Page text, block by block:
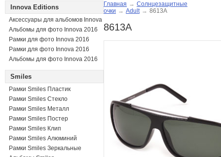
Innova Editions
Аксессуары для альбомов Innova
Альбомы для фото Innova 2016
Рамки для фото Innova 2016
Рамки для фото Innova 2016
Альбомы для фото Innova 2016
Smiles
Рамки Smiles Пластик
Рамки Smiles Стекло
Рамки Smiles Металл
Рамки Smiles Постер
Рамки Smiles Клип
Рамки Smiles Алюминий
Рамки Smiles Зеркальные
Главная → Солнцезащитные
очки → Adult → 8613A
8613A